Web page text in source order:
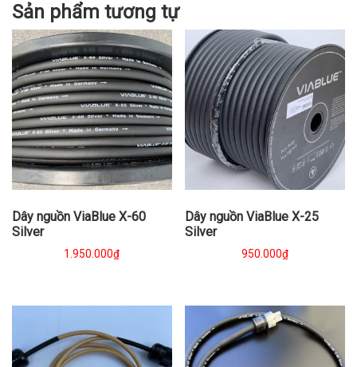
Sản phẩm tương tự
Dây nguồn ViaBlue X-60
Silver
1.950.000₫
Dây nguồn ViaBlue X-25
Silver
950.000₫